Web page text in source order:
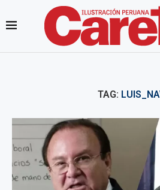
TAG: